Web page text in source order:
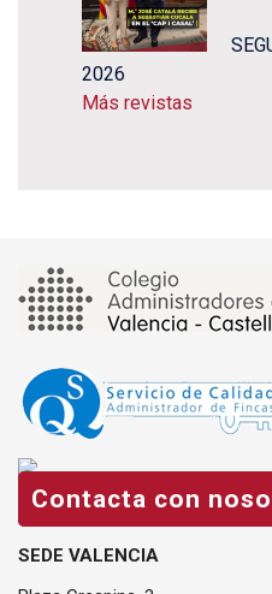
2026
Más revistas
Contacta con
SEDE VALENCIA